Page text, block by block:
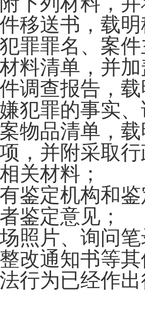
件移送书，载
罪罪名、案
料清单，并
件调查报告，
犯罪的事实
案物品清单，
，并附采取
关材料；
有鉴定机构和
鉴定意见；
场照片、询问
改通知书等
行为已经作